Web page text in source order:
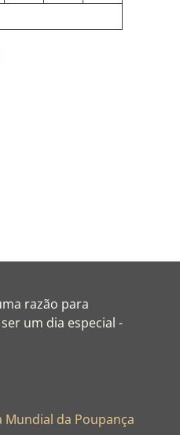
razão para
um dia especial -
Mundial da Poupança